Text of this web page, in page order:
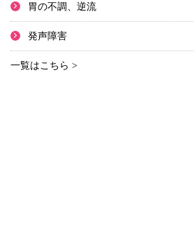
胃の不調、逆流
発声障害
一覧はこちら >